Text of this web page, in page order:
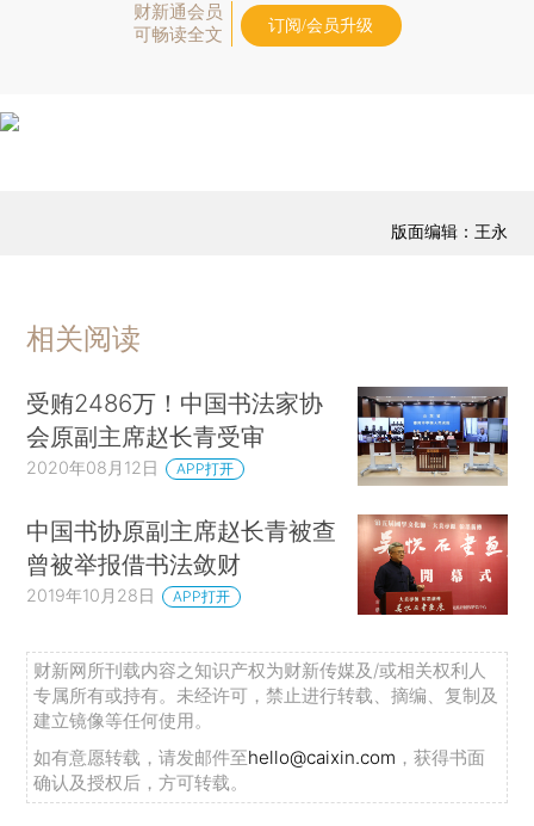
财新通会员
可畅读全文
订阅/会员升级
版面编辑：王永
相关阅读
受贿2486万！中国书法家协
会原副主席赵长青受审
2020年08月12日 APP打开
中国书协原副主席赵长青被查
曾被举报借书法敛财
2019年10月28日 APP打开
财新网所刊载内容之知识产权为财新传媒及/或相关权利人
专属所有或持有。未经许可，禁止进行转载、摘编、复制及
建立镜像等任何使用。
如有意愿转载，请发邮件至hello@caixin.com ，获得书面
确认及授权后，方可转载。